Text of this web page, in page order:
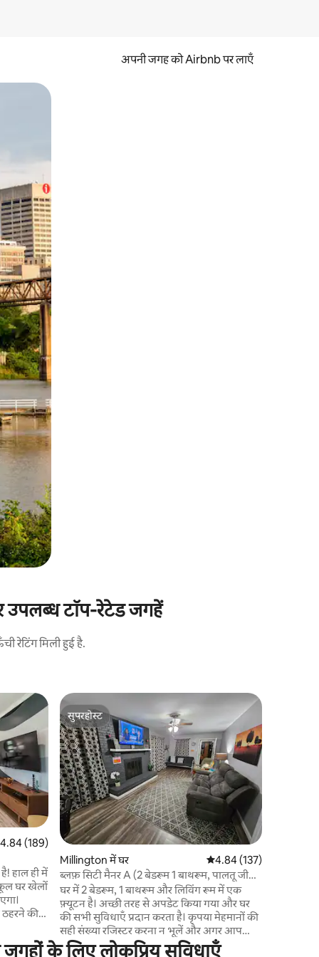
अपनी जगह को Airbnb पर लाएँ
उपलब्ध टॉप-रेटेड जगहें
रेटिंग मिली हुई है.
रेटिंग 5 में से 4.84, 189 समीक्षाएँ
4.84 (189)
हाल ही में
घर खेलों
की
वाला
सुपरहोस्ट
सुपरहोस्ट
Millington में घर औसत रेटिंग 5 में से 4.84,
4.84 (137)
ब्लफ़ सिटी मैनर A (2 बेडरूम 1 बाथरूम, पालतू जीवों
के अनुकूल, शुल्क लागू)
घर में 2 बेडरूम, 1 बाथरूम और लिविंग रूम में एक
फ़्यूटन है। अच्छी तरह से अपडेट किया गया और घर
की सभी सुविधाएँ प्रदान करता है। कृपया मेहमानों की
सही संख्या रजिस्टर करना न भूलें और अगर आप
अपना पालतू जीव साथ ला रहे हैं, तो उसे रजिस्टर
के लिए लोकप्रिय सुविधाएँ